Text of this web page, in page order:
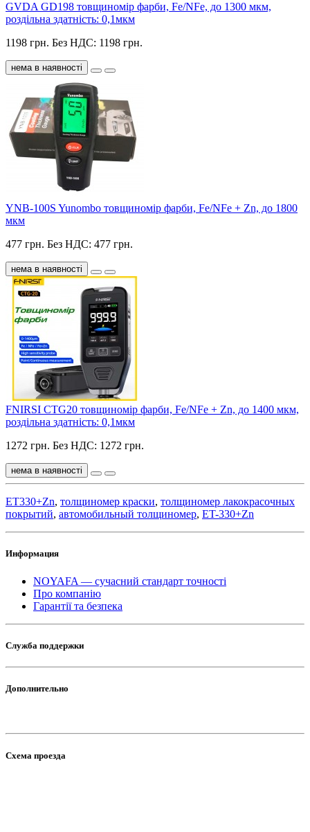
GVDA GD198 товщиномір фарби, Fe/NFe, до 1300 мкм,
роздільна здатність: 0,1мкм
1198 грн. Без НДС: 1198 грн.
нема в наявності
YNB-100S Yunombo товщиномір фарби, Fe/NFe + Zn, до 1800
мкм
477 грн. Без НДС: 477 грн.
нема в наявності
FNIRSI CTG20 товщиномір фарби, Fe/NFe + Zn, до 1400 мкм,
роздільна здатність: 0,1мкм
1272 грн. Без НДС: 1272 грн.
нема в наявності
ET330+Zn, толщиномер краски, толщиномер лакокрасочных
покрытий, автомобильный толщиномер, ET-330+Zn
Информация
NOYAFA — сучасний стандарт точності
Про компанію
Гарантії та безпека
Служба поддержки
Дополнительно
Схема проезда